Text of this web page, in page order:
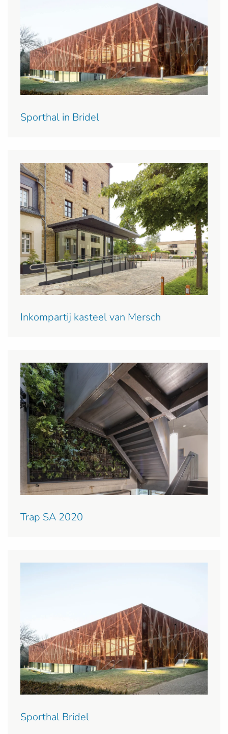
Sporthal in Bridel
Inkompartij kasteel van Mersch
Trap SA 2020
Sporthal Bridel